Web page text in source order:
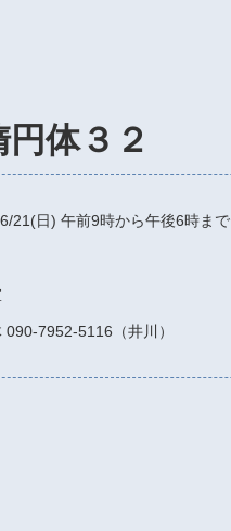
体３２
21 (日) 午前9時から午後6時まで
7952-5116（井川）